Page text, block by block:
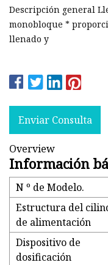
Descripción general
monobloque *
llenado y
Enviar Consulta
Overview
Información
N º de Modelo.
Estructura del
de alimentación
Dispositivo de
dosificación